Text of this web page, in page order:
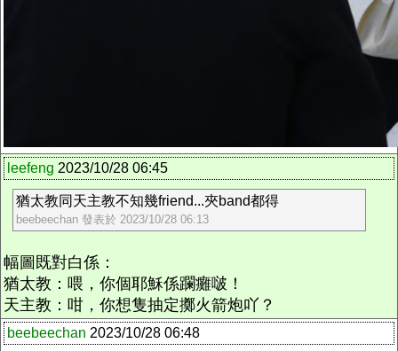
leefeng 2023/10/28 06:45
猶太教同天主教不知幾friend...夾band都得
beebeechan 發表於 2023/10/28 06:13
幅圖既對白係：
猶太教：喂，你個耶穌係躝癱啵！
天主教：咁，你想隻抽定擲火箭炮吖？
beebeechan 2023/10/28 06:48